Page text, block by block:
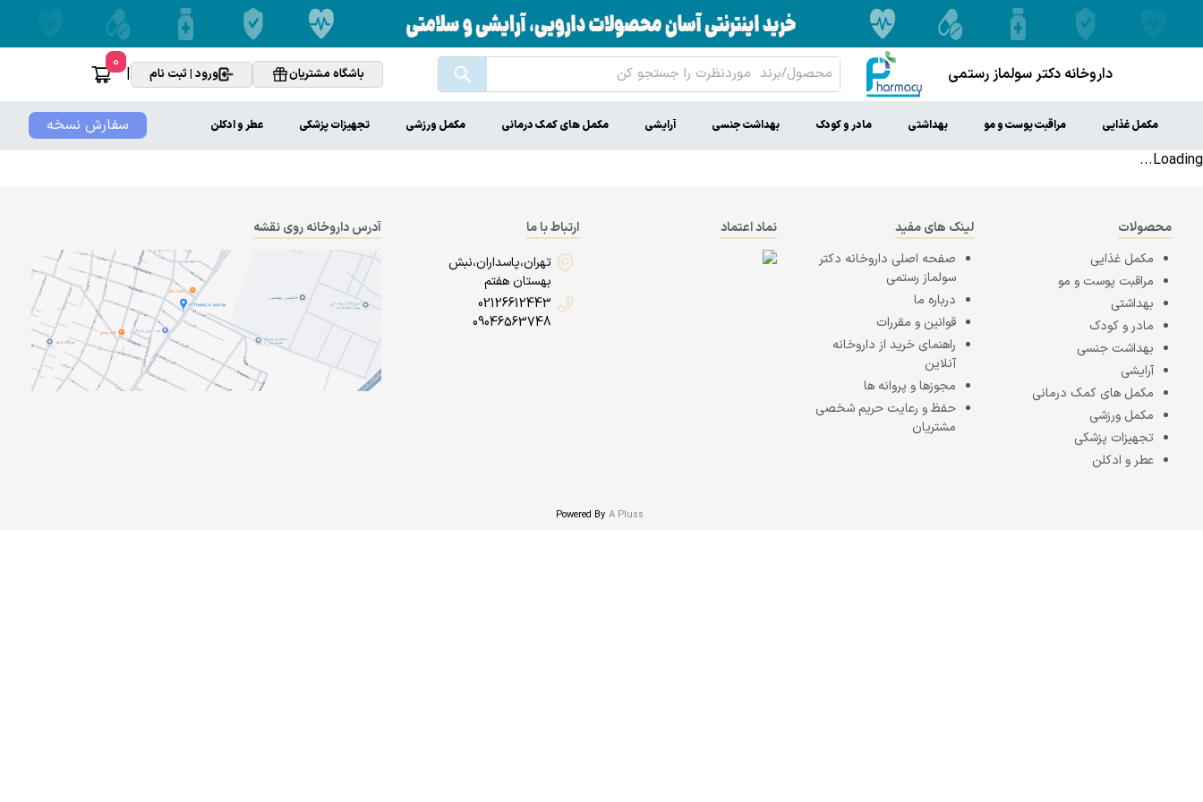
داروخانه دکتر سولماز رستمی باشگاه مشتریان ورود | ثبت نام |
0
سفارش نسخه مکمل غذایی مراقبت پوست و مو بهداشتی مادر و کودک بهداشت جنسی آرایشی مکمل های کمک درمانی مکمل ورزشی تجهیزات پزشکی عطر و ادکلن
Loading...
محصولات
مکمل غذایی
مراقبت پوست و مو
بهداشتی
مادر و کودک
بهداشت جنسی
آرایشی
مکمل های کمک درمانی
مکمل ورزشی
تجهیزات پزشکی
عطر و ادکلن
لینک های مفید
صفحه اصلی داروخانه دکتر
سولماز رستمی
درباره ما
قوانین و مقررات
راهنمای خرید از داروخانه
آنلاین
مجوزها و پروانه ها
حفظ و رعایت حریم شخصی
مشتریان
نماد اعتماد
ارتباط با ما
تهران،پاسداران،نبش
بهستان هفتم
02126612443
09046563748
آدرس داروخانه روی نقشه
A Pluss
Powered By